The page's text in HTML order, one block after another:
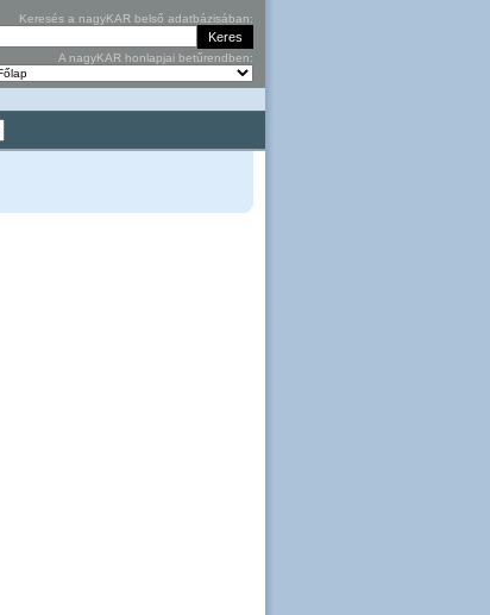
Keresés a nagyKAR belső adatbázisában:
A nagyKAR honlapjai betűrendben: